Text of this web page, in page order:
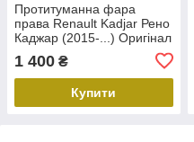
Протитуманна фара
права Renault Kadjar Рено
Каджар (2015-...) Оригінал
1 400 ₴
Купити